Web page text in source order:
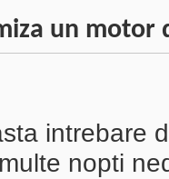
un motor
intrebare
nopti